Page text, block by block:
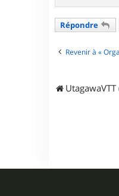
Répondre
Revenir à «
UtagawaVTT